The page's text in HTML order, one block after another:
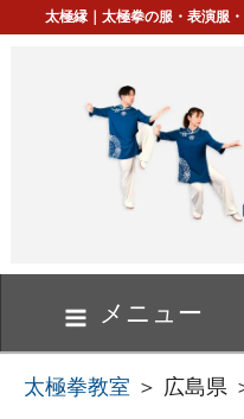
太極縁｜太極拳の服・表演服
メニュー
太極拳教室 ＞ 広島県